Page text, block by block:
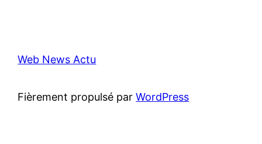
Web News Actu
Fièrement propulsé parWordPress